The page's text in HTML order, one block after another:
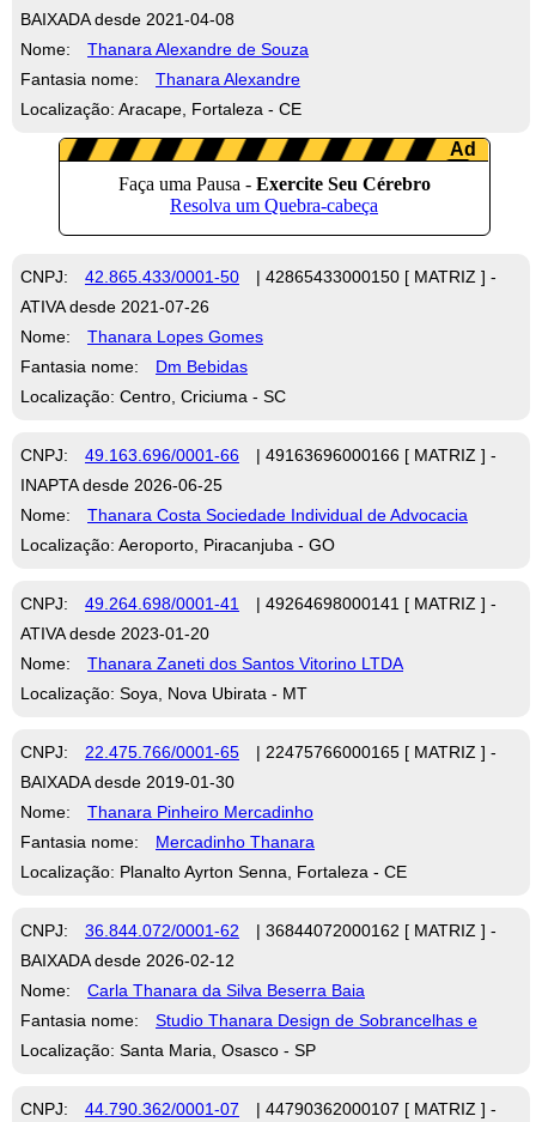
BAIXADA desde 2021-04-08
Nome:
Thanara Alexandre de Souza
Fantasia nome:
Thanara Alexandre
Localização: Aracape, Fortaleza - CE
CNPJ: 42.865.433/0001-50
| 42865433000150 [ MATRIZ ] -
ATIVA desde 2021-07-26
Nome:
Thanara Lopes Gomes
Fantasia nome:
Dm Bebidas
Localização: Centro, Criciuma - SC
CNPJ: 49.163.696/0001-66
| 49163696000166 [ MATRIZ ] -
INAPTA desde 2026-06-25
Nome:
Thanara Costa Sociedade Individual de Advocacia
Localização: Aeroporto, Piracanjuba - GO
CNPJ: 49.264.698/0001-41
| 49264698000141 [ MATRIZ ] -
ATIVA desde 2023-01-20
Nome:
Thanara Zaneti dos Santos Vitorino LTDA
Localização: Soya, Nova Ubirata - MT
CNPJ: 22.475.766/0001-65
| 22475766000165 [ MATRIZ ] -
BAIXADA desde 2019-01-30
Nome:
Thanara Pinheiro Mercadinho
Fantasia nome:
Mercadinho Thanara
Localização: Planalto Ayrton Senna, Fortaleza - CE
CNPJ: 36.844.072/0001-62
| 36844072000162 [ MATRIZ ] -
BAIXADA desde 2026-02-12
Nome:
Carla Thanara da Silva Beserra Baia
Fantasia nome:
Studio Thanara Design de Sobrancelhas e
Localização: Santa Maria, Osasco - SP
CNPJ: 44.790.362/0001-07
| 44790362000107 [ MATRIZ ] -